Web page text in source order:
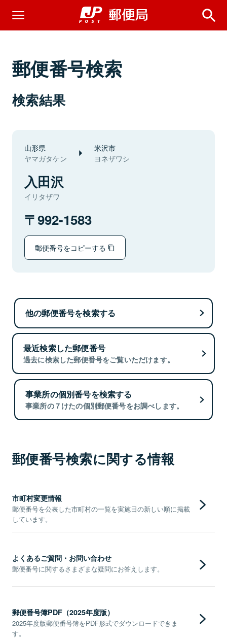
郵便番号検索
検索結果
山形県
ヤマガタケン
米沢市
ヨネザワシ
入田沢
イリタザワ
992-1583
郵便番号をコピーする
他の郵便番号を検索する
最近検索した郵便番号
過去に検索した郵便番号をご覧いただけます。
事業所の個別番号を検索する
事業所の７けたの個別郵便番号をお調べします。
郵便番号検索に関する情報
市町村変更情報
郵便番号を公表した市町村の一覧を実施日の新しい順に掲載
しています。
よくあるご質問・お問い合わせ
郵便番号に関するさまざまな疑問にお答えします。
郵便番号簿PDF（2025年度版）
2025年度版郵便番号簿をPDF形式でダウンロードできま
す。